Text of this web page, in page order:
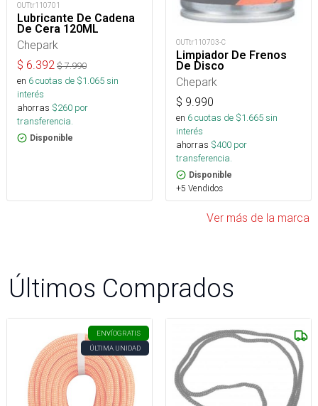
OUTtr110701
Lubricante De Cadena
De Cera 120ML
Chepark
$ 6.392 $7.990
en 6cuotas de $1.065sin
interés
ahorras $260 por
transferencia.
Disponible
OUTtr110703-C
Limpiador De Frenos
De Disco
Chepark
$ 9.990
en 6cuotas de $1.665sin
interés
ahorras $400 por
transferencia.
Disponible
+5 Vendidos
Ver más de la marca
Últimos Comprados
ENVÍOGRATIS
ÚLTIMA UNIDAD